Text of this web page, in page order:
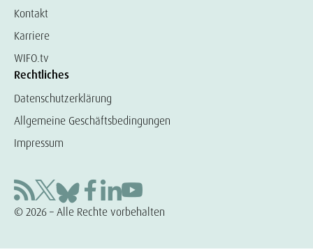
Kontakt
Karriere
WIFO.tv
Rechtliches
Datenschutzerklärung
Allgemeine Geschäftsbedingungen
Impressum
© 2026 – Alle Rechte vorbehalten